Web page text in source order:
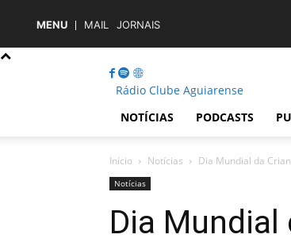
MENU MAIL JORNAIS
Rádio Clube Aguiarense
NOTÍCIAS
PODCASTS
Início Notícias Dia Mundial da
Notícias
Dia Mundial